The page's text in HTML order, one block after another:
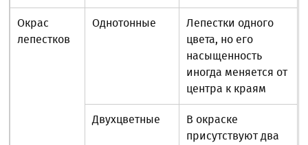
Окрас
лепестков
Однотонные
Лепестки одного
цвета, но его
насыщенность
иногда меняется от
центра к краям
Двухцветные
В окраске
присутствуют два